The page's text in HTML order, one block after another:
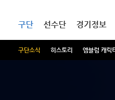
구단
구단소식 히스토리 엠블럼 캐릭
선수단 경기정보